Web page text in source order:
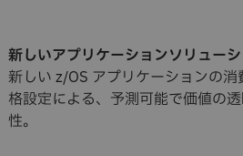
新しいアプリケーションソリュー
新しい z/OS アプリケーションの消
格設定による、予測可能で価値の
性。